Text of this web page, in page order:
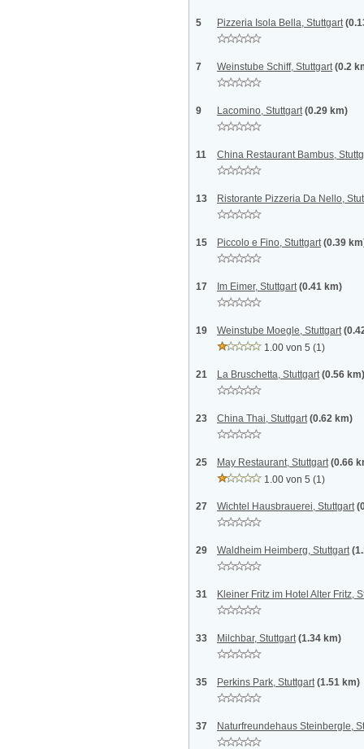
5 Pizzeria Isola Bella, Stuttgart
7 Weinstube Schiff, Stuttgart (0.2
9 Lacomino, Stuttgart (0.29 km)
11 China Restaurant Bambus,
13 Ristorante Pizzeria Da Nello,
15 Piccolo e Fino, Stuttgart (0.39
17 Im Eimer, Stuttgart (0.41 km)
19 Weinstube Moegle, Stuttgart
1.00 von 5 (1)
21 La Bruschetta, Stuttgart (0.56 km)
23 China Thai, Stuttgart (0.62 km)
25 May Restaurant, Stuttgart (0.66
1.00 von 5 (1)
27 Wichtel Hausbrauerei, Stuttgart
29 Waldheim Heimberg, Stuttgart
31 Kleiner Fritz im Hotel Alter Fritz,
33 Milchbar, Stuttgart (1.34 km)
35 Perkins Park, Stuttgart (1.51 km)
37 Naturfreundehaus Steinbergle,